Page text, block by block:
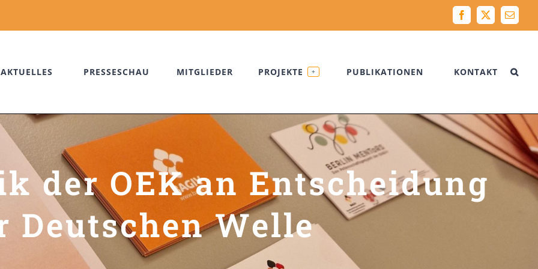
Facebook
X Email
AKTUELLES PRESSESCHAU MITGLIEDER PROJEKTE + PUBLIKATIONEN KONTAKT
der OEK an Entscheidung
Deutschen Welle